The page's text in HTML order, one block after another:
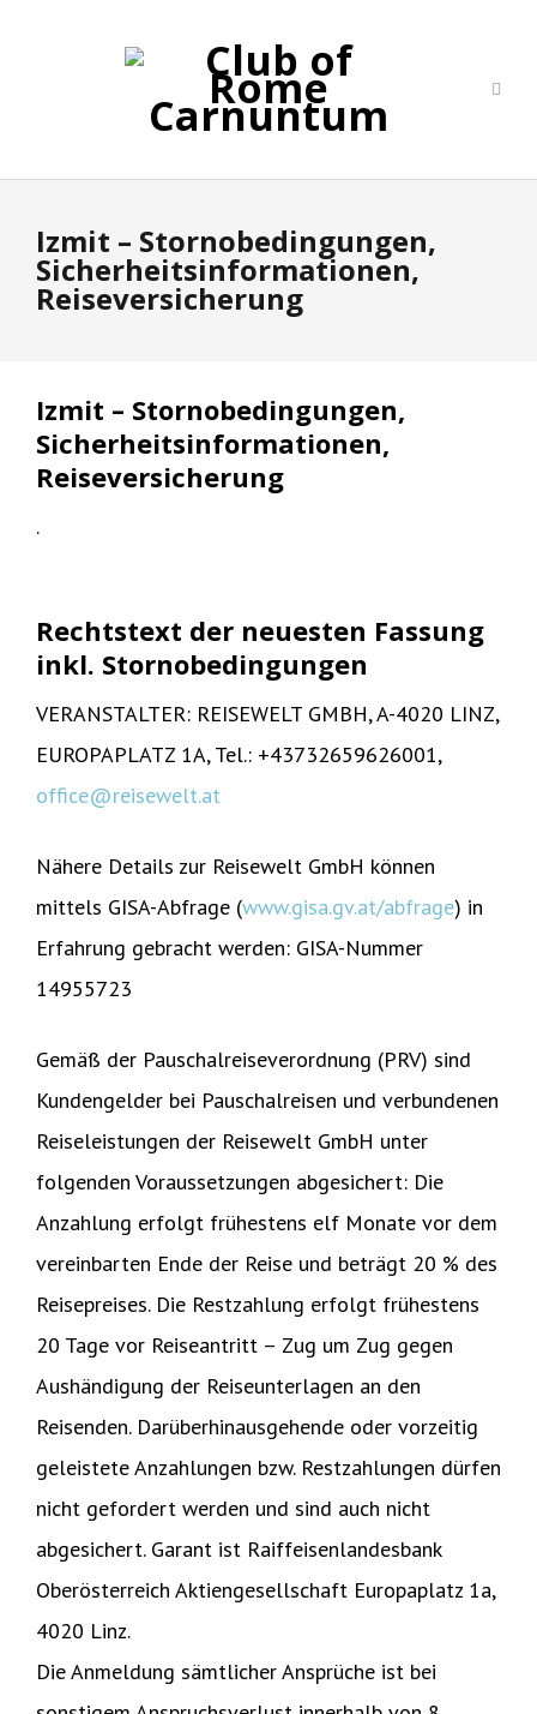
Izmit – Stornobedingungen,
Sicherheitsinformationen,
Reiseversicherung
Izmit – Stornobedingungen,
Sicherheitsinformationen,
Reiseversicherung
.
Rechtstext der neuesten Fassung
inkl. Stornobedingungen
VERANSTALTER: REISEWELT GMBH, A-4020 LINZ,
EUROPAPLATZ 1A, Tel.: +43732659626001,
office@reisewelt.at
Nähere Details zur Reisewelt GmbH können
mittels GISA-Abfrage (www.gisa.gv.at/abfrage) in
Erfahrung gebracht werden: GISA-Nummer
14955723
Gemäß der Pauschalreiseverordnung (PRV) sind
Kundengelder bei Pauschalreisen und verbundenen
Reiseleistungen der Reisewelt GmbH unter
folgenden Voraussetzungen abgesichert: Die
Anzahlung erfolgt frühestens elf Monate vor dem
vereinbarten Ende der Reise und beträgt 20 % des
Reisepreises. Die Restzahlung erfolgt frühestens
20 Tage vor Reiseantritt – Zug um Zug gegen
Aushändigung der Reiseunterlagen an den
Reisenden. Darüberhinausgehende oder vorzeitig
geleistete Anzahlungen bzw. Restzahlungen dürfen
nicht gefordert werden und sind auch nicht
abgesichert. Garant ist Raiffeisenlandesbank
Oberösterreich Aktiengesellschaft Europaplatz 1a,
4020 Linz.
Die Anmeldung sämtlicher Ansprüche ist bei